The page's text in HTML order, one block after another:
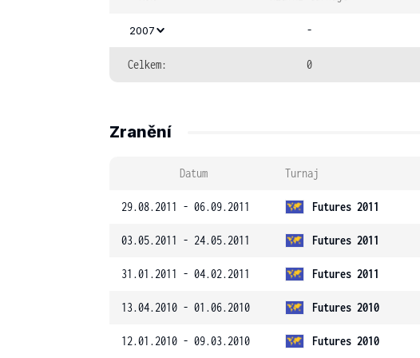
2007 -
Celkem: 0
Zranění
Datum Turnaj
29.08.2011 - 06.09.2011 Futures 2011
03.05.2011 - 24.05.2011 Futures 2011
31.01.2011 - 04.02.2011 Futures 2011
13.04.2010 - 01.06.2010 Futures 2010
12.01.2010 - 09.03.2010 Futures 2010